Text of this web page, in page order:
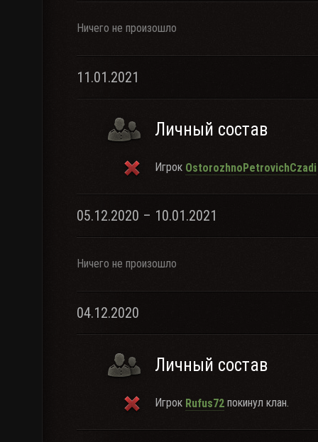
Ничего не произошло
11.01.2021
Личный состав
Игрок OstorozhnoPetrovichCzadi
05.12.2020 – 10.01.2021
Ничего не произошло
04.12.2020
Личный состав
Игрок Rufus72 покинул клан.